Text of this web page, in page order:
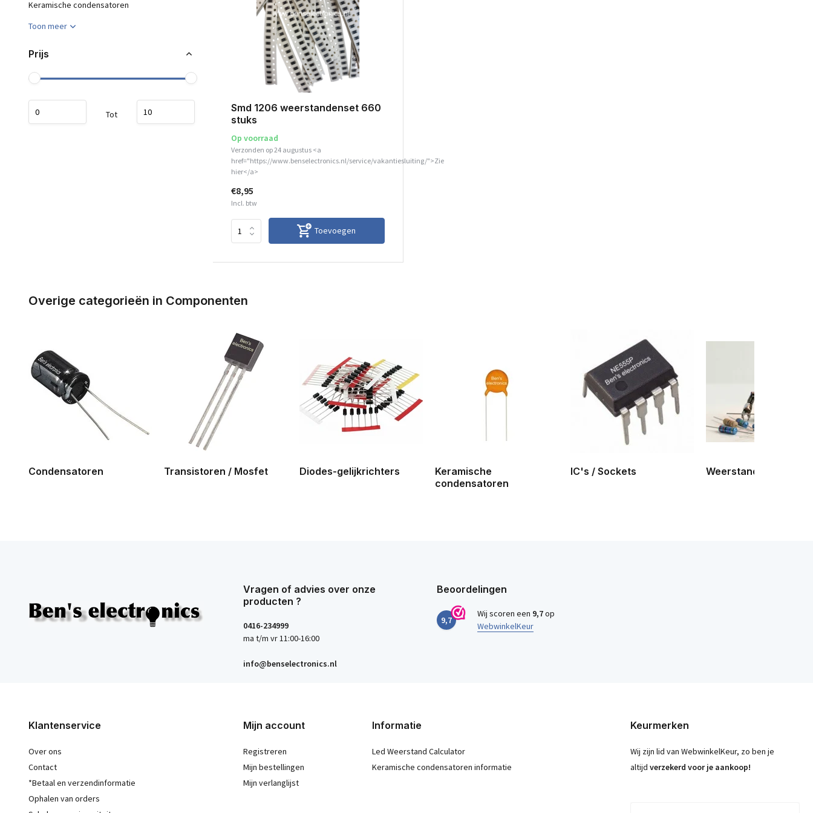
Keramische condensatoren
Toon meer
Prijs
Tot
Smd 1206 weerstandenset 660
stuks
Op voorraad
Verzonden op 24 augustus <a
href="https://www.benselectronics.nl/service/vakantiesluiting/">Zie
hier</a>
€8,95
Incl. btw
Toevoegen
Overige categorieën in Componenten
Condensatoren Transistoren / Mosfet Diodes-gelijkrichters
Keramische
condensatoren
IC's / Sockets Weerstand
Vragen of advies over onze
producten ?
0416-234999
ma t/m vr 11:00-16:00
info@benselectronics.nl
Beoordelingen
9,7
Wij scoren een 9,7op
WebwinkelKeur
Klantenservice
Over ons
Contact
*Betaal en verzendinformatie
Ophalen van orders
Mijn account
Registreren
Mijn bestellingen
Mijn verlanglijst
Informatie
Led Weerstand Calculator
Keramische condensatoren informatie
Keurmerken
Wij zijn lid van WebwinkelKeur, zo ben je
altijd verzekerd voor je aankoop!